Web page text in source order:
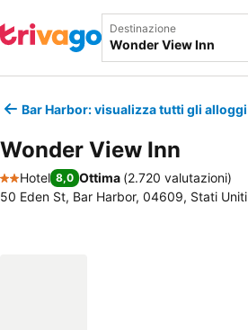
Destinazione
Bar Harbor: visualizza tutti gli alloggi
Wonder View Inn
2 Stelle
Hotel 8,0 Ottima (2.720 valutazioni)
50 Eden St, Bar Harbor, 04609, Stati Uniti